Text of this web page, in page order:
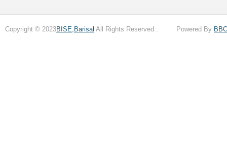
Copyright © 2023BISE,Barisal All Rights Reserved . Powered By